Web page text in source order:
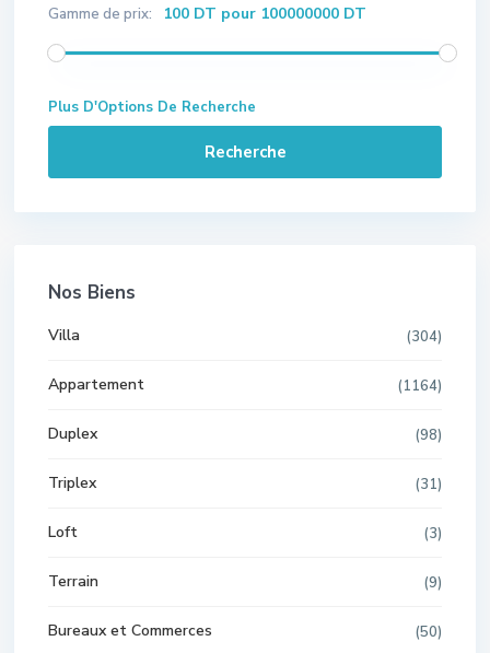
Gamme de prix: 100 DT pour 100000000 DT
Plus D'Options De Recherche
Recherche
Nos Biens
Villa (304)
Appartement (1164)
Duplex (98)
Triplex (31)
Loft (3)
Terrain (9)
Bureaux et Commerces (50)